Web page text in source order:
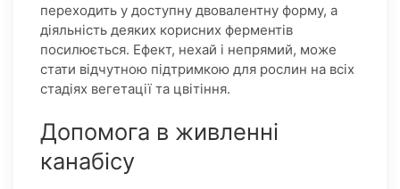
переходить у доступну двовалентну форму, а
діяльність деяких корисних ферментів
посилюється. Ефект, нехай і непрямий, може
стати відчутною підтримкою для рослин на всіх
стадіях вегетації та цвітіння.
Допомога в живленні
канабісу